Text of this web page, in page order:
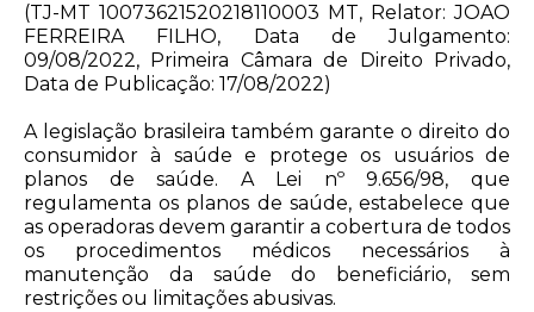
(TJ-MT 10073621520218110003 MT, Relator: JOAO
FERREIRA FILHO, Data de Julgamento:
09/08/2022, Primeira Câmara de Direito Privado,
Data de Publicação: 17/08/2022)
A legislação brasileira também garante o direito do
consumidor à saúde e protege os usuários de
planos de saúde. A Lei nº9.656/98, que
regulamenta os planos de saúde, estabelece que
as operadoras devem garantir a cobertura de todos
os procedimentos médicos necessários à
manutenção da saúde do beneficiário, sem
restrições ou limitações abusivas.